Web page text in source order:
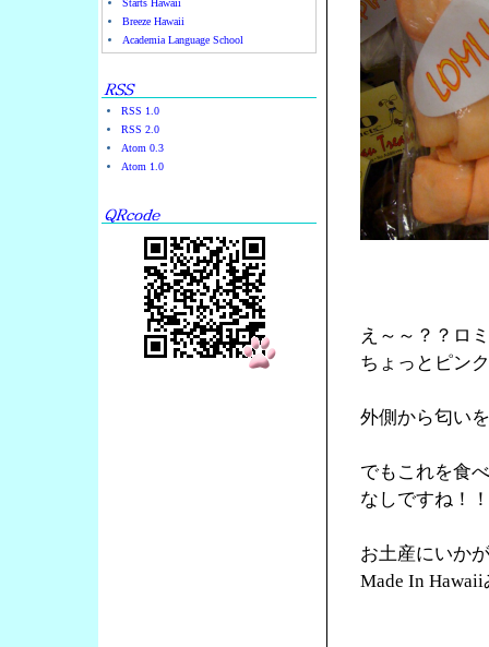
Breeze Hawaii
Academia Language School
RSS 1.0
RSS 2.0
Atom 0.3
Atom 1.0
え～～？？ロ
ちょっとピン
外側から匂い
でもこれを食
なしですね！
お土産にいか
Made In